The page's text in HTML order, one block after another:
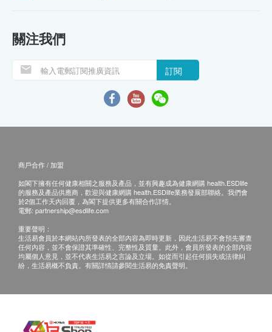
關注我們
訂閱
商戶合作 / 加盟
如閣下擁有任何健康相關之服務及產品，並有興趣成為健康網購 health.ESDlife
的服務及產品供應商，歡迎與健康網購 health.ESDlife業務發展部聯絡。我們會
於2個工作天內回覆，為閣下提供更多有關合作詳情。
電郵: partnership@esdlife.com
重要聲明：
生活易會員於本網站內所發表的全部內容為即時更新，因此生活易不會預先審查
任何內容，並不會保證其準確性、完整性及質量。此外，會員所發表的全部內容
均屬個人意見，並不代表生活易之言論及立場。如從而引起任何損失或法律糾
紛，生活易概不負責。有關詳情請參閱生活易的免責聲明。